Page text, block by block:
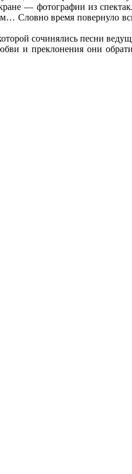
— фотографии из
Словно время повернуло
сочинялись песни
и преклонения они